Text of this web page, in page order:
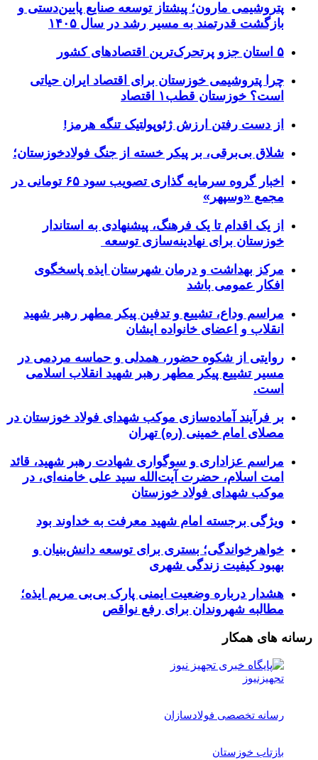
پتروشیمی مارون؛ پیشتاز توسعه صنایع پایین‌دستی و
بازگشت قدرتمند به مسیر رشد در سال ۱۴۰۵
۵ استان جزو پرتحرک‌ترین اقتصاد‌های کشور
چرا پتروشیمی خوزستان برای اقتصاد ایران حیاتی
است؟ خوزستان قطب۱ اقتصاد
از دست رفتن ارزش ژئوپولتیک تنگه هرمز!
شلاق‌ بی‌برقی، بر پیکر خسته‌ از جنگ فولادخوزستان؛
اخبار گروه سرمایه گذاری تصویب سود ۶۵ تومانی در
مجمع «وسپهر»
از یک اقدام تا یک فرهنگ، پیشنهادی به استاندار
خوزستان برای نهادینه‌سازی توسعه
مرکز بهداشت و درمان شهرستان ایذه پاسخگوی
افکار عمومی باشد
مراسم وداع، تشییع و تدفین پیکر مطهر رهبر شهید
انقلاب و اعضای خانواده ایشان
روایتی از شکوه حضور، همدلی و حماسه مردمی در
مسیر تشییع پیکر مطهر رهبر شهید انقلاب اسلامی
است.
بر فرآیند آماده‌سازی موکب شهدای فولاد خوزستان در
مصلای امام خمینی (ره) تهران
مراسم عزاداری و سوگواری شهادت رهبر شهید، قائد
امت اسلام، حضرت آیت‌الله سید علی خامنه‌ای، در
موکب شهدای فولاد خوزستان
ویژگی برجسته امام شهید معرفت به خداوند بود
خواهرخواندگی؛ بستری برای توسعه دانش‌بنیان و
بهبود کیفیت زندگی شهری
هشدار درباره وضعیت ایمنی پارک بی‌بی مریم ایذه؛
مطالبه شهروندان برای رفع نواقص
رسانه های همکار
تجهیزنیوز
رسانه تخصصی فولادسازان
بازتاب خوزستان